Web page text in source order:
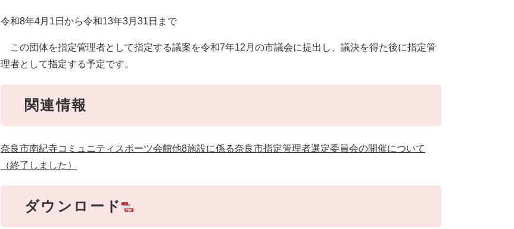
令和8年4月1日から令和13年3月31日まで
この団体を指定管理者として指定する議案を令和7年12月の市議会に提出し、議決を得た後に指定管
理者として指定する予定です。
関連情報
奈良市南紀寺コミュニティスポーツ会館他8施設に係る奈良市指定管理者選定委員会の開催について
（終了しました）
ダウンロード